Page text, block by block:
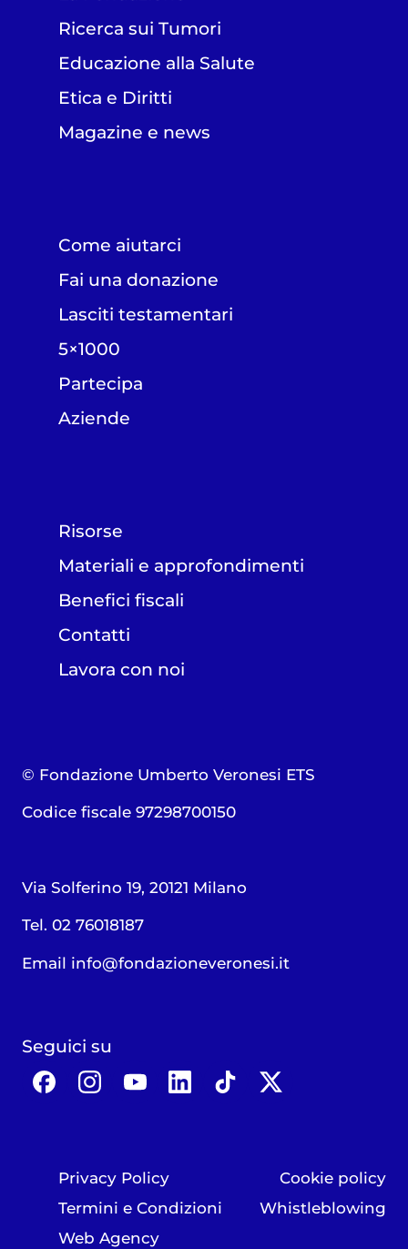
Ricerca sui Tumori
Educazione alla Salute
Etica e Diritti
Magazine e news
Come aiutarci
Fai una donazione
Lasciti testamentari
5×1000
Partecipa
Aziende
Risorse
Materiali e approfondimenti
Benefici fiscali
Contatti
Lavora con noi
© Fondazione Umberto Veronesi ETS
Codice fiscale 97298700150
Via Solferino 19, 20121 Milano
Tel. 02 76018187
Email info@fondazioneveronesi.it
Seguici su
Privacy Policy
Cookie policy
Termini e Condizioni
Whistleblowing
Web Agency